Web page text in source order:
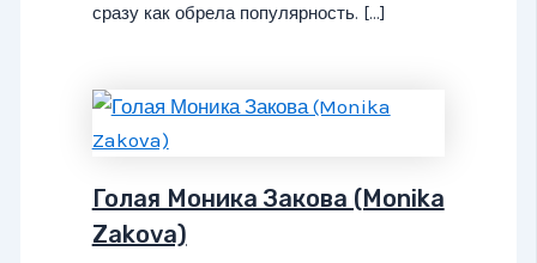
сразу как обрела популярность. […]
Голая Моника Закова (Monika
Zakova)